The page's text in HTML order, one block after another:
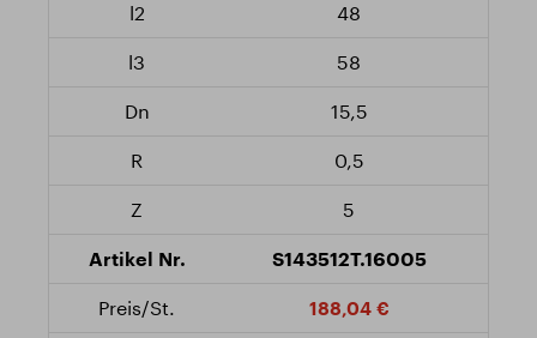
48
58
15,5
0,5
5
S143512T.16005
188,04 €